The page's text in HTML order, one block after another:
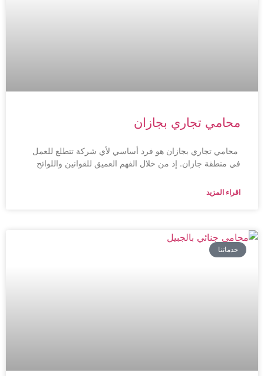
محامي تجاري بجازان
محامي تجاري بجازان هو فرد أساسي لأي شركة تتطلع للعمل
في منطقة جازان. إذ من خلال الفهم العميق للقوانين واللوائح
اقراء المزيد
خدماتنا